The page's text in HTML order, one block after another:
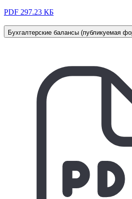
PDF 297.23 КБ
Бухгалтерские балансы (публикуемая